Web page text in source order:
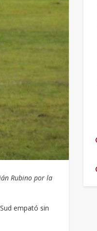
Rubino por la
empató sin